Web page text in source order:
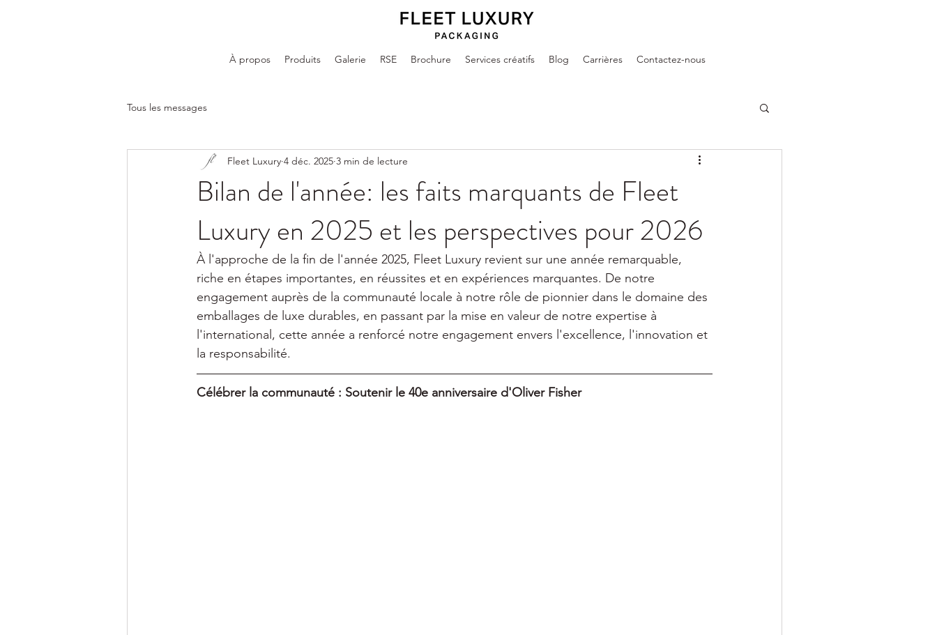
À propos Produits Galerie RSE Brochure Services créatifs Blog Carrières Contactez-nous
Tous les messages
Bilan de l'année: les faits marquants de Fleet
Luxury en 2025 et les perspectives pour 2026
Fleet Luxury 4 déc. 2025 3 min de lecture
À l'approche de la fin de l'année 2025, Fleet Luxury revient sur une année remarquable,
riche en étapes importantes, en réussites et en expériences marquantes. De notre
engagement auprès de la communauté locale à notre rôle de pionnier dans le domaine des
emballages de luxe durables, en passant par la mise en valeur de notre expertise à
l'international, cette année a renforcé notre engagement envers l'excellence, l'innovation et
la responsabilité.
Célébrer la communauté : Soutenir le 40e anniversaire d'Oliver Fisher